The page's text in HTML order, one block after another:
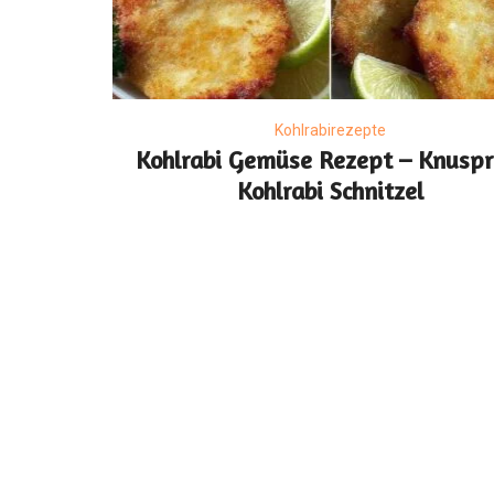
Kohlrabirezepte
Kohlrabi Gemüse Rezept –
Kohlrabi Schnitzel